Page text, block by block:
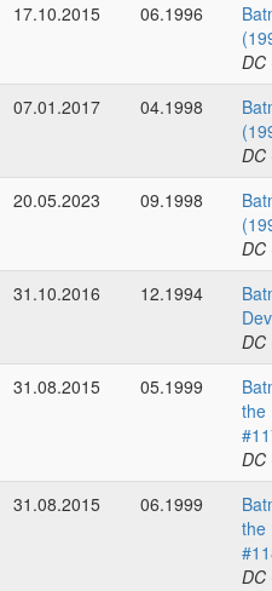
17.10.2015
06.1996
DC
07.01.2017
04.1998
DC
20.05.2023
09.1998
DC
31.10.2016
12.1994
DC
31.08.2015
05.1999
the
DC
31.08.2015
06.1999
the
DC